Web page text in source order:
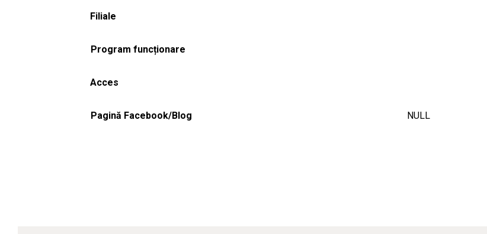
Filiale
Program funcționare
Acces
Pagină Facebook/Blog NULL